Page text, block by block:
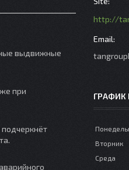
выдвижные
при
http://
ГРАФИК
Вторник
Среда